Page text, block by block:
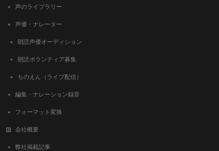
声のライブラリー
声優・ナレーター
朗読声優オーディション
朗読ボランティア募集
ちのえん（ライブ配信）
編集・ナレーション録音
フォーマット変換
会社概要
弊社掲載記事